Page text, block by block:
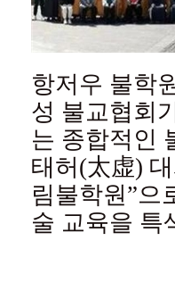
항저우 불학
성 불교협회
는 종합적인
태허(太虚)
림불학원”으
술 교육을 특